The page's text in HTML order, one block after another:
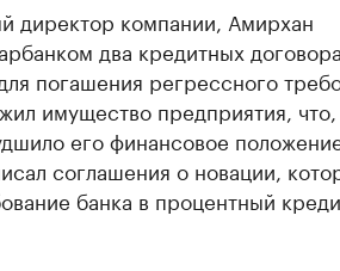
директор компании, Амирхан
два кредитных
погашения регрессного
имущество предприятия,
его финансовое
соглашения о новации,
банка в процентный